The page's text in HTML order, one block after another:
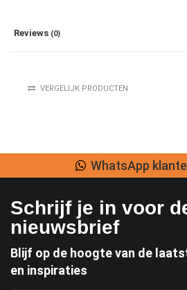
Reviews (0)
VERGELIJK PRODUCTEN
klantenservice
Schrijf je in voor
nieuwsbrief
Blijf op de hoogte van de
en inspiraties